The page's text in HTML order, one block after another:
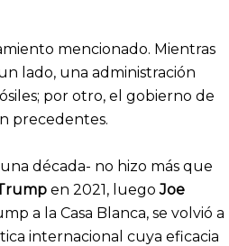
mencionado. Mientras
lado, una administración
por otro, el gobierno de
precedentes.
década- no hizo más que
en 2021, luegoJoe
a la Casa Blanca, se volvió a
internacional cuya eficacia